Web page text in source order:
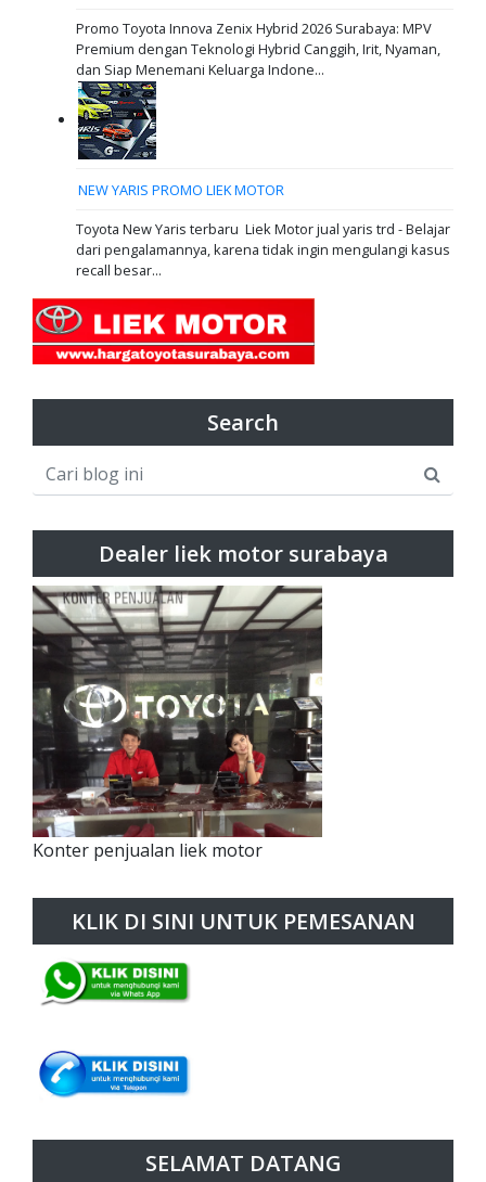
Promo Toyota Innova Zenix Hybrid 2026 Surabaya: MPV
Premium dengan Teknologi Hybrid Canggih, Irit, Nyaman,
dan Siap Menemani Keluarga Indone...
NEW YARIS PROMO LIEK MOTOR
Toyota New Yaris terbaru Liek Motor jual yaris trd - Belajar
dari pengalamannya, karena tidak ingin mengulangi kasus
recall besar...
Search
Dealer liek motor surabaya
Konter penjualan liek motor
KLIK DI SINI UNTUK PEMESANAN
SELAMAT DATANG